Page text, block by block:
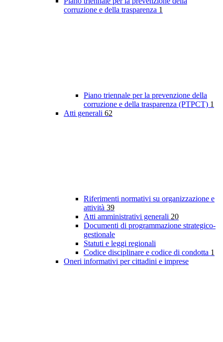
corruzione e della trasparenza 1
Piano triennale per la prevenzione della
corruzione e della trasparenza (PTPCT) 1
Atti generali 62
Riferimenti normativi su organizzazione e
attività 39
Atti amministrativi generali 20
Documenti di programmazione strategico-
gestionale
Statuti e leggi regionali
Codice disciplinare e codice di condotta 1
Oneri informativi per cittadini e imprese